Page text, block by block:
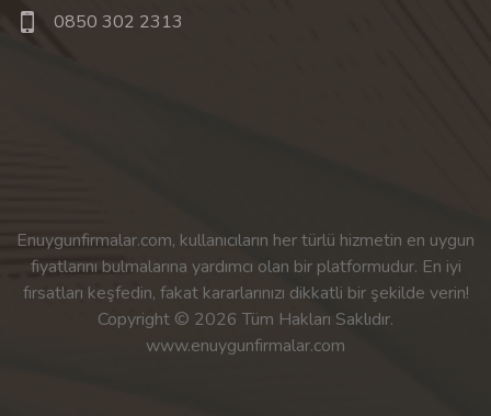
0850 302 2313
Enuygunfirmalar.com, kullanıcıların her türlü hizmetin en uygun
fiyatlarını bulmalarına yardımcı olan bir platformudur. En iyi
fırsatları keşfedin, fakat kararlarınızı dikkatli bir şekilde verin!
Copyright © 2026 Tüm Hakları Saklıdır.
www.enuygunfirmalar.com